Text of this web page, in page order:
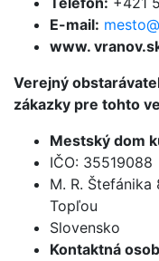
E-mail:
www.
Verejný
zákazky pre tohto
Mestský dom
IČO: 35519088
M. R.
Topľou
Slovensko
Kontaktná